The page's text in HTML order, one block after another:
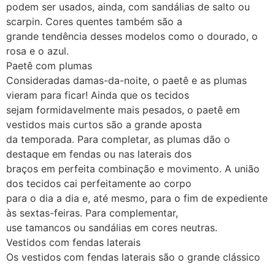
podem ser usados, ainda, com sandálias de salto ou
scarpin. Cores quentes também são a
grande tendência desses modelos como o dourado, o
rosa e o azul.
Paetê com plumas
Consideradas damas-da-noite, o paetê e as plumas
vieram para ficar! Ainda que os tecidos
sejam formidavelmente mais pesados, o paetê em
vestidos mais curtos são a grande aposta
da temporada. Para completar, as plumas dão o
destaque em fendas ou nas laterais dos
braços em perfeita combinação e movimento. A união
dos tecidos cai perfeitamente ao corpo
para o dia a dia e, até mesmo, para o fim de expediente
às sextas-feiras. Para complementar,
use tamancos ou sandálias em cores neutras.
Vestidos com fendas laterais
Os vestidos com fendas laterais são o grande clássico